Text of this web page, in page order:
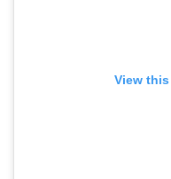
View